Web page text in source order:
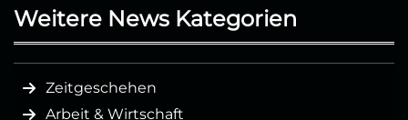
Weitere News Kategorien
Zeitgeschehen
Arbeit & Wirtschaft